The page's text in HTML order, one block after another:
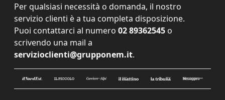
Per qualsiasi necessità o domanda, il nostro
servizio clienti è a tua completa disposizione.
Puoi contattarci al numero 02 89362545 o
scrivendo una mail a
servizioclienti@grupponem.it.